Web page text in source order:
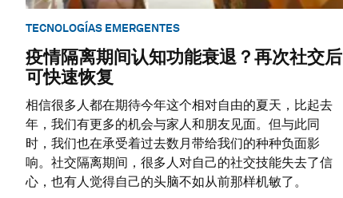
TECNOLOGÍAS EMERGENTES
疫情隔离期间认知功能衰退？再次社交后
可快速恢复
相信很多人都在期待今年这个相对自由的夏天，比起去
年，我们有更多的机会与家人和朋友见面。但与此同
时，我们也在承受着过去数月带给我们的种种负面影
响。社交隔离期间，很多人对自己的社交技能失去了信
心，也有人觉得自己的头脑不如从前那样机敏了。